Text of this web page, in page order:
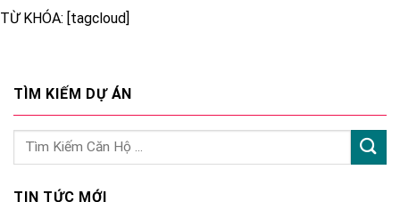
TỪ KHÓA: [tagcloud]
TÌM KIẾM DỰ ÁN
TIN TỨC MỚI